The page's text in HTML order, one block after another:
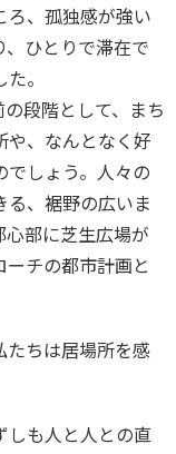
ろ、孤独感が強い
ひとりで滞在で
。
段階として、まち
や、なんとなく好
でしょう。人々の
、裾野の広いま
部に芝生広場が
チの都市計画と
たちは居場所を感
しも人と人との直